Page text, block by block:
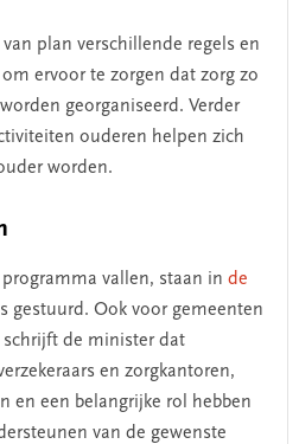
plan verschillende regels en
ervoor te zorgen dat zorg zo
georganiseerd. Verder
ouderen helpen zich
worden.
vallen, staan in de
gestuurd. Ook voor gemeenten
schrijft de minister dat
en zorgkantoren,
en een belangrijke rol hebben
van de gewenste